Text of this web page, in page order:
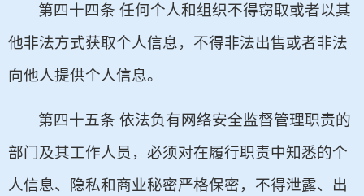
第四十四条 任何个人和组织不得窃取或者以其
他非法方式获取个人信息，不得非法出售或者非法
向他人提供个人信息。
第四十五条 依法负有网络安全监督管理职责的
部门及其工作人员，必须对在履行职责中知悉的个
人信息、隐私和商业秘密严格保密，不得泄露、出